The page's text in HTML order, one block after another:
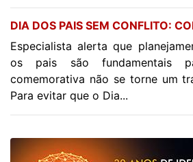
DIA DOS PAIS SEM CONFLITO:
Especialista alerta que
os pais são fundamentais
comemorativa não se torne um
Para evitar que o Dia...